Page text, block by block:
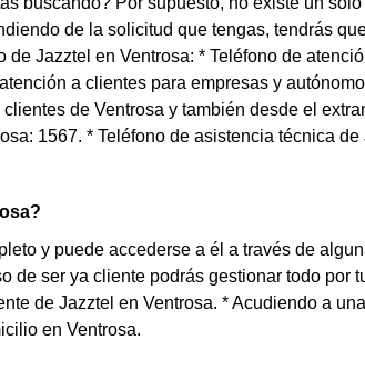
de la solicitud que tengas, tendrás
Jazztel en Ventrosa: * Teléfono de
a clientes para empresas y
de Ventrosa y también desde el
1567. * Teléfono de asistencia técnica de
y puede accederse a él a través de
de ser ya cliente podrás gestionar todo por
de Jazztel en Ventrosa. * Acudiendo a
en Ventrosa.